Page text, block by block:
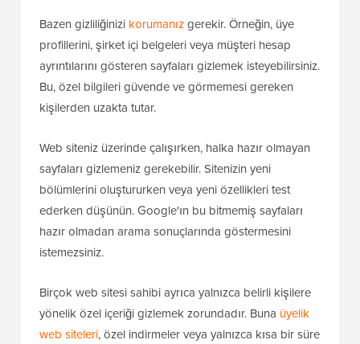
Bazen gizliliğinizi korumanızgerekir. Örneğin, üye
profillerini, şirket içi belgeleri veya müşteri hesap
ayrıntılarını gösteren sayfaları gizlemek isteyebilirsiniz.
Bu, özel bilgileri güvende ve görmemesi gereken
kişilerden uzakta tutar.
Web siteniz üzerinde çalışırken, halka hazır olmayan
sayfaları gizlemeniz gerekebilir. Sitenizin yeni
bölümlerini oluştururken veya yeni özellikleri test
ederken düşünün. Google'ın bu bitmemiş sayfaları
hazır olmadan arama sonuçlarında göstermesini
istemezsiniz.
Birçok web sitesi sahibi ayrıca yalnızca belirli kişilere
yönelik özel içeriği gizlemek zorundadır. Buna üyelik
web siteleri, özel indirmeler veya yalnızca kısa bir süre